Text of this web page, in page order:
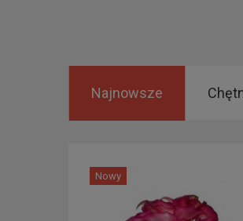
Najnowsze
Nowy